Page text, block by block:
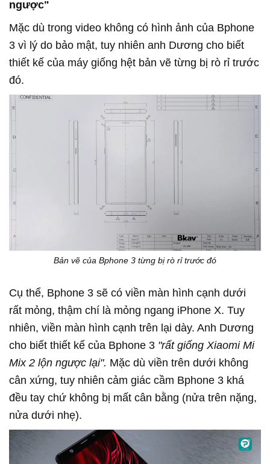
ngược"
Mặc dù trong video không có hình ảnh của Bphone
3 vì lý do bảo mật, tuy nhiên anh Dương cho biết
thiết kế của máy giống hệt bản vẽ từng bị rò rỉ trước
đó.
Bản vẽ của Bphone 3 từng bị rò rỉ trước đó
Cụ thể, Bphone 3 sẽ có viền màn hình cạnh dưới
rất mỏng, thậm chí là mỏng ngang iPhone X. Tuy
nhiên, viền màn hình cạnh trên lại dày. Anh Dương
cho biết thiết kế của Bphone 3 "rất giống Xiaomi Mi
Mix 2 lộn ngược lại". Mặc dù viền trên dưới không
cân xứng, tuy nhiên cảm giác cầm Bphone 3 khá
đều tay chứ không bị mất cân bằng (nửa trên nặng,
nửa dưới nhẹ).